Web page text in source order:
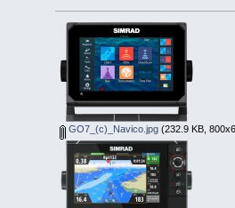
GO7_(c)_Navico.jpg (232.9 KB,